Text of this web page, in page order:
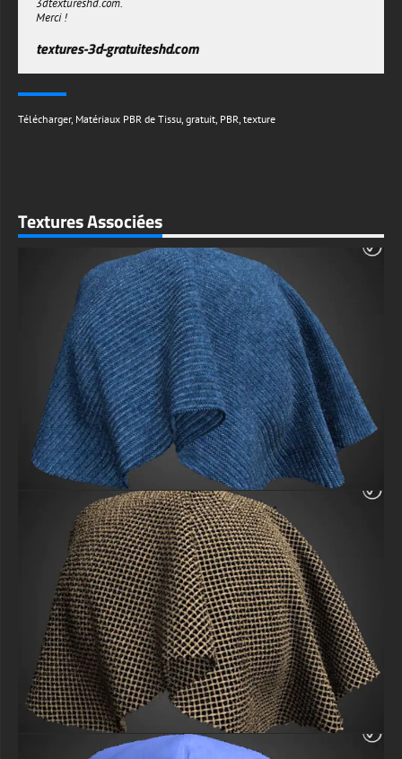
3dtextureshd.com.
Merci !
textures-3d-gratuiteshd.com
Télécharger, Matériaux PBR de Tissu, gratuit, PBR, texture
Textures Associées